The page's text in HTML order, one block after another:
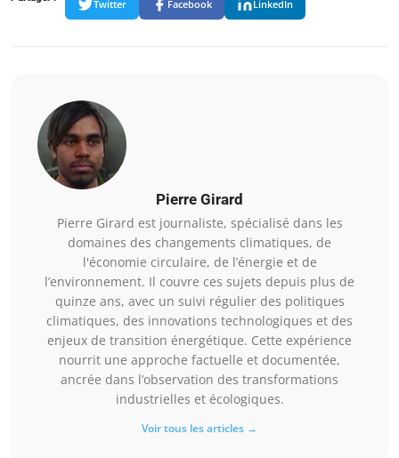
Twitter Facebook LinkedIn
Pierre Girard
Pierre Girard est journaliste, spécialisé dans les
domaines des changements climatiques, de
l'économie circulaire, de l’énergie et de
l’environnement. Il couvre ces sujets depuis plus de
quinze ans, avec un suivi régulier des politiques
climatiques, des innovations technologiques et des
enjeux de transition énergétique. Cette expérience
nourrit une approche factuelle et documentée,
ancrée dans l’observation des transformations
industrielles et écologiques.
Voir tous les articles →